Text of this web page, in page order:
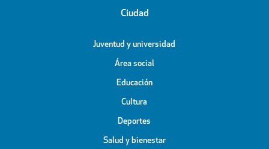
Ciudad
Juventud y universidad
Área social
Educación
Cultura
Deportes
Salud y bienestar